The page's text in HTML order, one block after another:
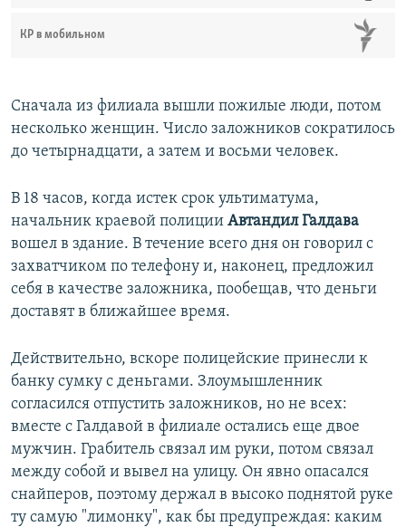
КР в мобильном
Сначала из филиала вышли пожилые люди, потом
несколько женщин. Число заложников сократилось
до четырнадцати, а затем и восьми человек.
В 18 часов, когда истек срок ультиматума,
начальник краевой полиции Автандил Галдава
вошел в здание. В течение всего дня он говорил с
захватчиком по телефону и, наконец, предложил
себя в качестве заложника, пообещав, что деньги
доставят в ближайшее время.
Действительно, вскоре полицейские принесли к
банку сумку с деньгами. Злоумышленник
согласился отпустить заложников, но не всех:
вместе с Галдавой в филиале остались еще двое
мужчин. Грабитель связал им руки, потом связал
между собой и вывел на улицу. Он явно опасался
снайперов, поэтому держал в высоко поднятой руке
ту самую "лимонку", как бы предупреждая: каким